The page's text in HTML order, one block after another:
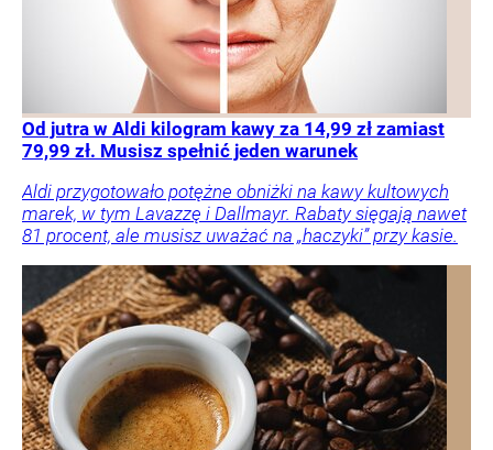
Od jutra w Aldi kilogram kawy za 14,99 zł zamiast
79,99 zł. Musisz spełnić jeden warunek
Aldi przygotowało potężne obniżki na kawy kultowych
marek, w tym Lavazzę i Dallmayr. Rabaty sięgają nawet
81 procent, ale musisz uważać na „haczyki” przy kasie.